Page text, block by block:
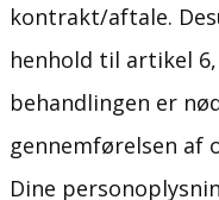
kontrakt/aftale.
henhold til artikel
behandlingen er
gennemførelsen af
Dine